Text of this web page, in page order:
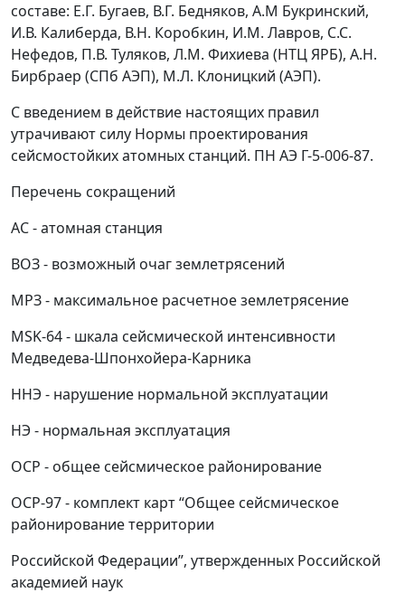
составе: Е.Г. Бугаев, В.Г. Бедняков, А.М Букринский,
И.В. Калиберда, В.Н. Коробкин, И.М. Лавров, С.С.
Нефедов, П.В. Туляков, Л.М. Фихиева (НТЦ ЯРБ), А.Н.
Бирбраер (СПб АЭП), М.Л. Клоницкий (АЭП).
С введением в действие настоящих правил
утрачивают силу Нормы проектирования
сейсмостойких атомных станций. ПН АЭ Г-5-006-87.
Перечень сокращений
АС - атомная станция
ВОЗ - возможный очаг землетрясений
МРЗ - максимальное расчетное землетрясение
MSK-64 - шкала сейсмической интенсивности
Медведева-Шпонхойера-Карника
ННЭ - нарушение нормальной эксплуатации
НЭ - нормальная эксплуатация
ОСР - общее сейсмическое районирование
ОСР-97 - комплект карт “Общее сейсмическое
районирование территории
Российской Федерации”, утвержденных Российской
академией наук